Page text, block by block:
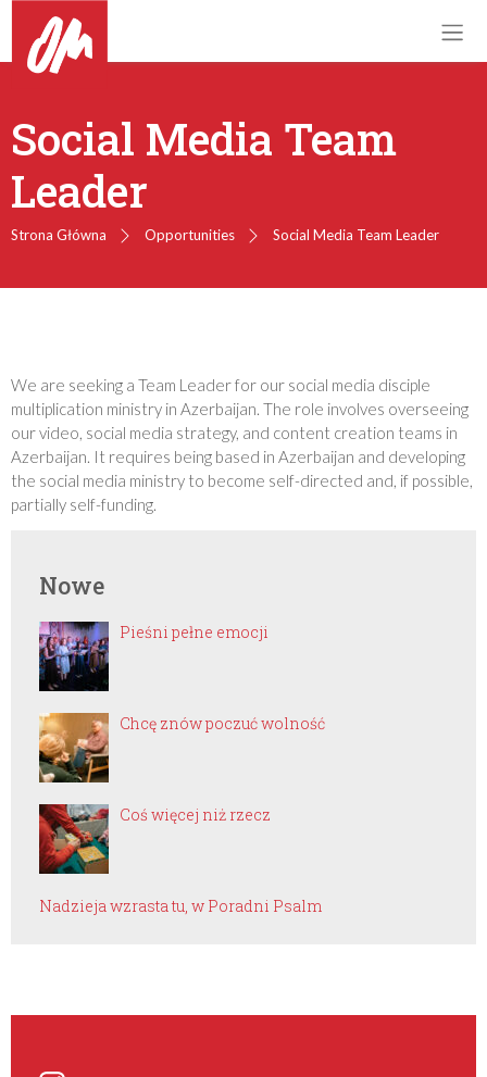
Social Media Team
Leader
Strona Główna Opportunities Social Media Team Leader
We are seeking a Team Leader for our social media disciple
multiplication ministry in Azerbaijan. The role involves overseeing
our video, social media strategy, and content creation teams in
Azerbaijan. It requires being based in Azerbaijan and developing
the social media ministry to become self-directed and, if possible,
partially self-funding.
Nowe
Pieśni pełne emocji
Chcę znów poczuć wolność
Coś więcej niż rzecz
Nadzieja wzrasta tu, w Poradni Psalm